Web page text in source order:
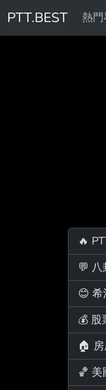
PTT.BEST 熱
🔥
💬
😊 希
💰 股
🏠
🏀